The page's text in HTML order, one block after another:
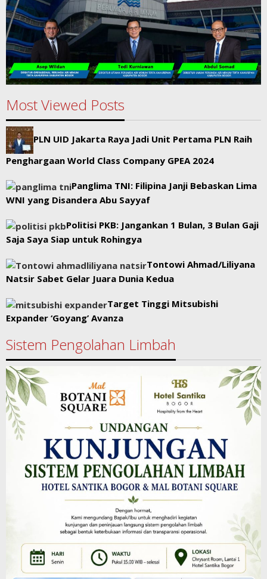
Most Viewed Posts
PLN UID Jakarta Raya Jadi Unit Pertama PLN Raih
Penghargaan World Class Company GPEA 2024
Panglima TNI: Filipina Janji Bebaskan Lima
WNI yang Disandera Abu Sayyaf
Politisi PKB: Jangankan 1 Bulan, 3 Bulan Gaji
Saja Saya Siap untuk Rohingya
Tontowi Ahmad/Liliyana
Natsir Sabet Gelar Juara Dunia Kedua
Target Tinggi Mitsubishi
Expander ‘Goyang’ Avanza
Sistem Pengolahan Limbah